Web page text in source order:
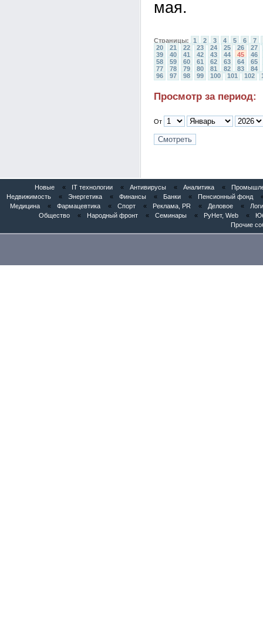
мая.
Страницы: 1 2 3 4 5 6
7
20
21 22 23 24 25 26
27
39
40 41 42 43 44 45
46
58
59 60 61 62 63 64
65
77
78 79 80 81 82 83
84
96
97 98 99 100 101 102
Просмотр за период:
От
Новые « IT технологии « Антивирусы « Аналитика «
Недвижимость
« Энергетика « Финансы « Банки « Пенсионный фонд
Медицина
« Фармацевтика « Спорт « Реклама, PR « Деловое «
Общество
« Народный фронт « Семинары « РуНет, Web «
Прочие